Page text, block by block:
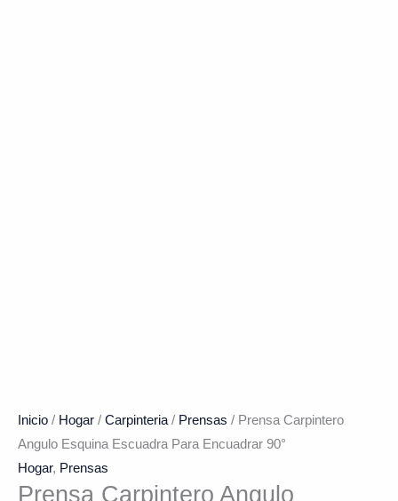
Inicio / Hogar / Carpinteria/ Prensas / Prensa Carpintero
Angulo Esquina Escuadra Para Encuadrar 90°
Hogar, Prensas
Prensa Carpintero Angulo